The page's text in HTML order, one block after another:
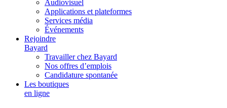
Audiovisuel
Applications et plateformes
Services média
Événements
Rejoindre
Bayard
Travailler chez Bayard
Nos offres d’emplois
Candidature spontanée
Les boutiques
en ligne